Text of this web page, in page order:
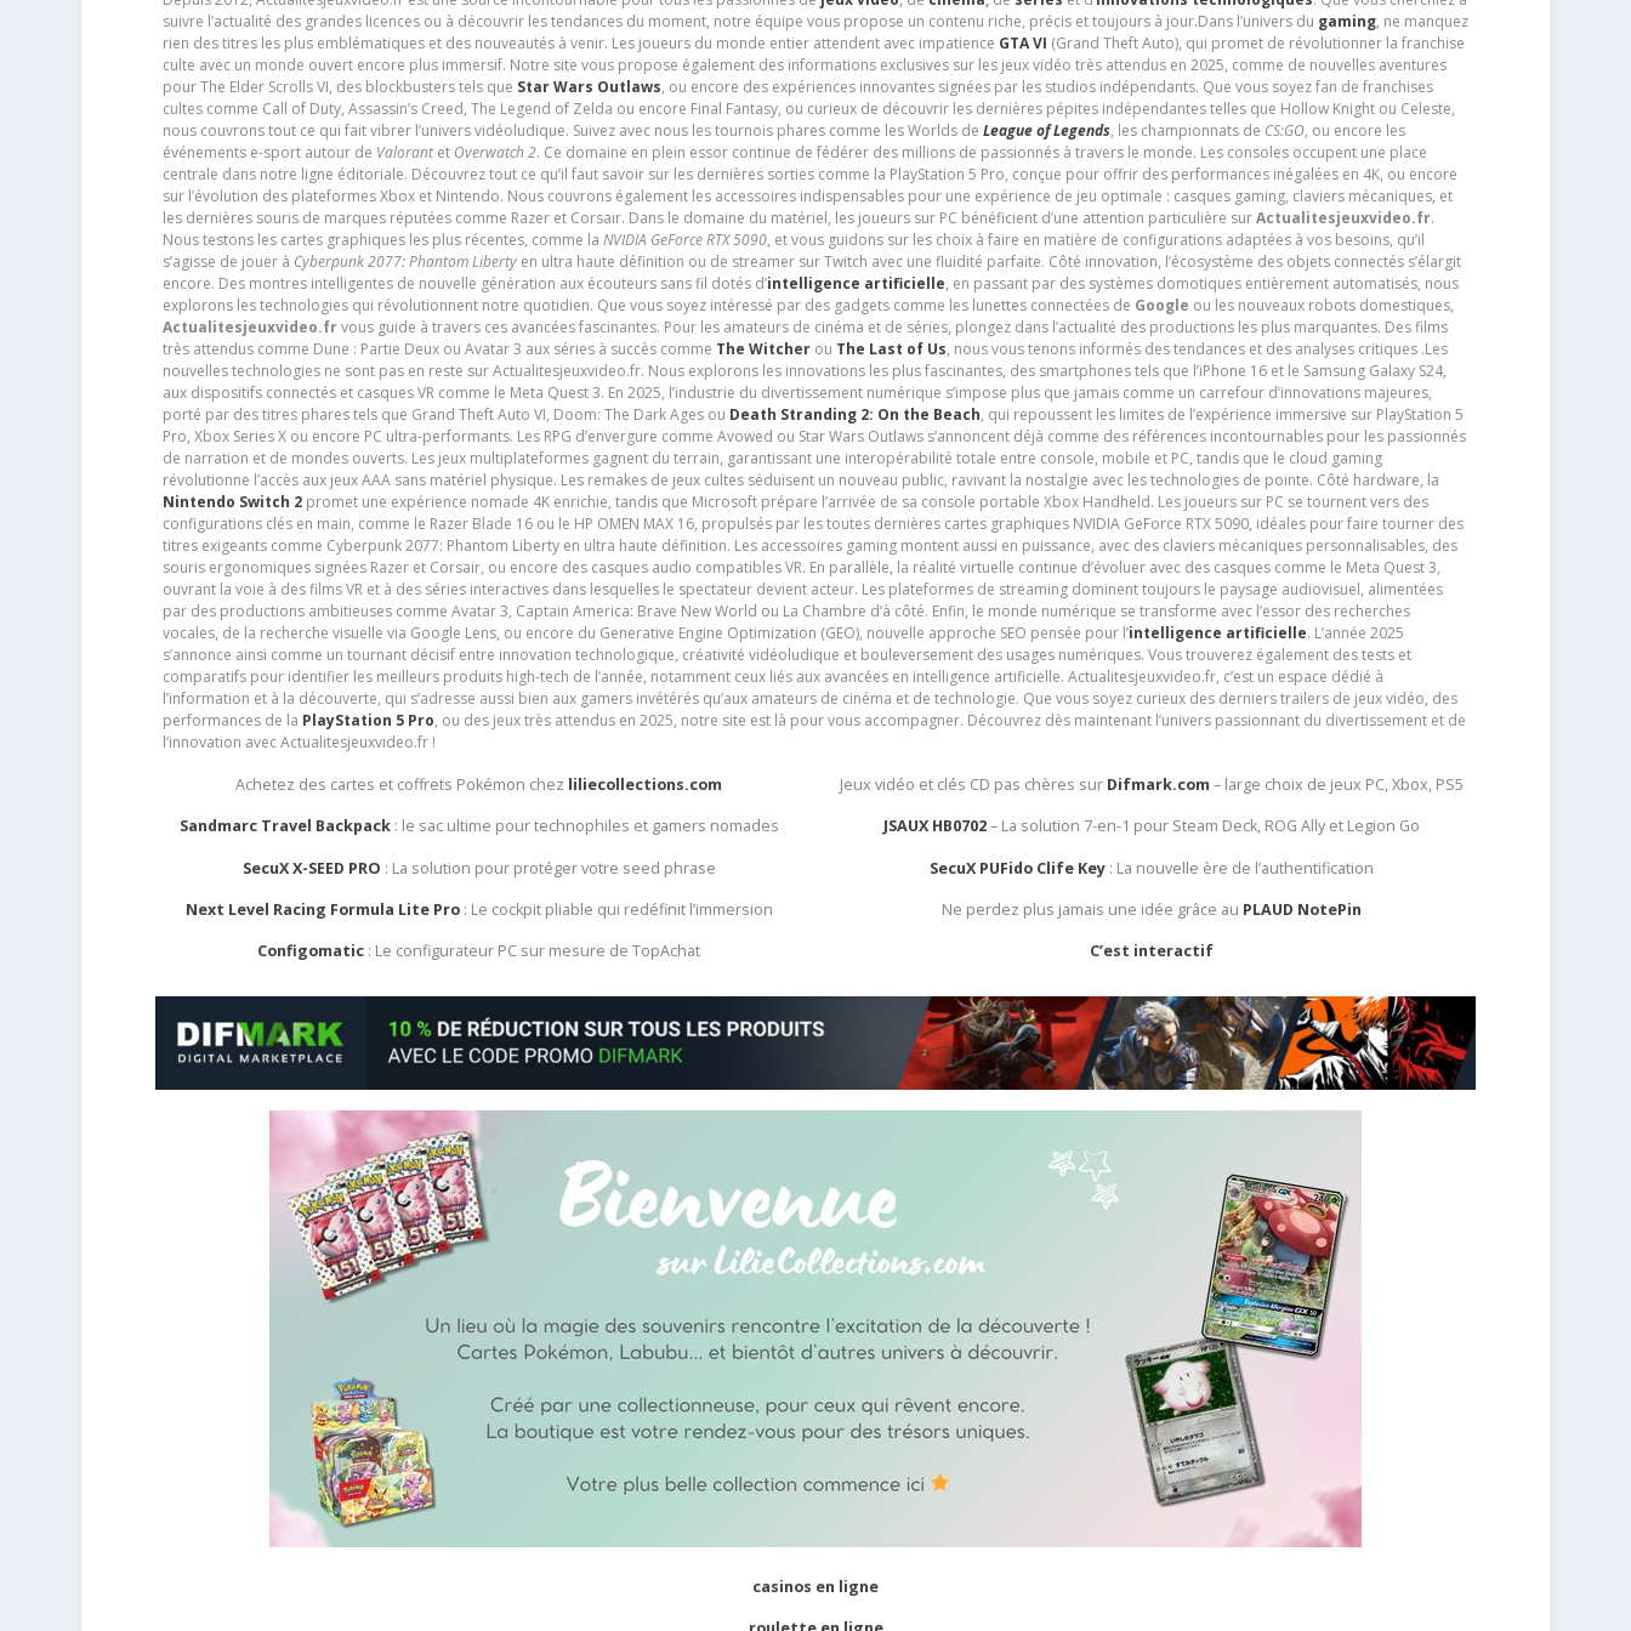
suivre l’actualité des grandes licences ou à découvrir les tendances du moment, notre équipe vous propose un contenu riche, précis et toujours à jour.Dans l’univers du gaming, ne manquez
rien des titres les plus emblématiques et des nouveautés à venir. Les joueurs du monde entier attendent avec impatience GTA VI (Grand Theft Auto), qui promet de révolutionner la franchise
culte avec un monde ouvert encore plus immersif. Notre site vous propose également des informations exclusives sur les jeux vidéo très attendus en 2025, comme de nouvelles aventures
pour The Elder Scrolls VI, des blockbusters tels que Star Wars Outlaws, ou encore des expériences innovantes signées par les studios indépendants. Que vous soyez fan de franchises
cultes comme Call of Duty, Assassin’s Creed, The Legend of Zelda ou encore Final Fantasy, ou curieux de découvrir les dernières pépites indépendantes telles que Hollow Knight ou Celeste,
nous couvrons tout ce qui fait vibrer l’univers vidéoludique. Suivez avec nous les tournois phares comme les Worlds de League of Legends, les championnats de CS:GO, ou encore les
événements e-sport autour de Valorantet Overwatch 2. Ce domaine en plein essor continue de fédérer des millions de passionnés à travers le monde. Les consoles occupent une place
centrale dans notre ligne éditoriale. Découvrez tout ce qu’il faut savoir sur les dernières sorties comme la PlayStation 5 Pro, conçue pour offrir des performances inégalées en 4K, ou encore
sur l’évolution des plateformes Xbox et Nintendo. Nous couvrons également les accessoires indispensables pour une expérience de jeu optimale : casques gaming, claviers mécaniques, et
les dernières souris de marques réputées comme Razer et Corsair. Dans le domaine du matériel, les joueurs sur PC bénéficient d’une attention particulière surActualitesjeuxvideo.fr.
Nous testons les cartes graphiques les plus récentes, comme la NVIDIA GeForce RTX 5090, et vous guidons sur les choix à faire en matière de configurations adaptées à vos besoins, qu’il
s’agisse de jouer à Cyberpunk 2077: Phantom Libertyen ultra haute définition ou de streamer sur Twitch avec une fluidité parfaite. Côté innovation, l’écosystème des objets connectés s’élargit
encore. Des montres intelligentes de nouvelle génération aux écouteurs sans fil dotés d’intelligence artificielle, en passant par des systèmes domotiques entièrement automatisés, nous
explorons les technologies qui révolutionnent notre quotidien. Que vous soyez intéressé par des gadgets comme les lunettes connectées de Google ou les nouveaux robots domestiques,
Actualitesjeuxvideo.frvous guide à travers ces avancées fascinantes. Pour les amateurs de cinéma et de séries, plongez dans l’actualité des productions les plus marquantes. Des films
très attendus comme Dune : Partie Deux ou Avatar 3 aux séries à succès comme The Witcherou The Last of Us, nous vous tenons informés des tendances et des analyses critiques .Les
nouvelles technologies ne sont pas en reste sur Actualitesjeuxvideo.fr. Nous explorons les innovations les plus fascinantes, des smartphones tels que l’iPhone 16 et le Samsung Galaxy S24,
aux dispositifs connectés et casques VR comme le Meta Quest 3. En 2025, l’industrie du divertissement numérique s’impose plus que jamais comme un carrefour d’innovations majeures,
porté par des titres phares tels que Grand Theft Auto VI, Doom: The Dark Ages ou Death Stranding 2: On the Beach, qui repoussent les limites de l’expérience immersive sur PlayStation 5
Pro, Xbox Series X ou encore PC ultra-performants. Les RPG d’envergure comme Avowed ou Star Wars Outlaws s’annoncent déjà comme des références incontournables pour les passionnés
de narration et de mondes ouverts. Les jeux multiplateformes gagnent du terrain, garantissant une interopérabilité totale entre console, mobile et PC, tandis que le cloud gaming
révolutionne l’accès aux jeux AAA sans matériel physique. Les remakes de jeux cultes séduisent un nouveau public, ravivant la nostalgie avec les technologies de pointe. Côté hardware, la
Nintendo Switch 2promet une expérience nomade 4K enrichie, tandis que Microsoft prépare l’arrivée de sa console portable Xbox Handheld. Les joueurs sur PC se tournent vers des
configurations clés en main, comme le Razer Blade 16 ou le HP OMEN MAX 16, propulsés par les toutes dernières cartes graphiques NVIDIA GeForce RTX 5090, idéales pour faire tourner des
titres exigeants comme Cyberpunk 2077: Phantom Liberty en ultra haute définition. Les accessoires gaming montent aussi en puissance, avec des claviers mécaniques personnalisables, des
souris ergonomiques signées Razer et Corsair, ou encore des casques audio compatibles VR. En parallèle, la réalité virtuelle continue d’évoluer avec des casques comme le Meta Quest 3,
ouvrant la voie à des films VR et à des séries interactives dans lesquelles le spectateur devient acteur. Les plateformes de streaming dominent toujours le paysage audiovisuel, alimentées
par des productions ambitieuses comme Avatar 3, Captain America: Brave New World ou La Chambre d’à côté. Enfin, le monde numérique se transforme avec l’essor des recherches
vocales, de la recherche visuelle via Google Lens, ou encore du Generative Engine Optimization (GEO), nouvelle approche SEO pensée pour l’intelligence artificielle. L’année 2025
s’annonce ainsi comme un tournant décisif entre innovation technologique, créativité vidéoludique et bouleversement des usages numériques. Vous trouverez également des tests et
comparatifs pour identifier les meilleurs produits high-tech de l’année, notamment ceux liés aux avancées en intelligence artificielle. Actualitesjeuxvideo.fr, c’est un espace dédié à
l’information et à la découverte, qui s’adresse aussi bien aux gamers invétérés qu’aux amateurs de cinéma et de technologie. Que vous soyez curieux des derniers trailers de jeux vidéo, des
performances de la PlayStation 5 Pro, ou des jeux très attendus en 2025, notre site est là pour vous accompagner. Découvrez dès maintenant l’univers passionnant du divertissement et de
l’innovation avec Actualitesjeuxvideo.fr !
Achetez des cartes et coffrets Pokémon chez liliecollections.com
Sandmarc Travel Backpack: le sac ultime pour technophiles et gamers nomades
SecuX X-SEED PRO : La solution pour protéger votre seed phrase
Next Level Racing Formula Lite Pro: Le cockpit pliable qui redéfinit l’immersion
Configomatic : Le configurateur PC sur mesure de TopAchat
Jeux vidéo et clés CD pas chères sur Difmark.com – large choix de jeux PC, Xbox, PS5
JSAUX HB0702– La solution 7-en-1 pour Steam Deck, ROG Ally et Legion Go
SecuX PUFido Clife Key : La nouvelle ère de l’authentification
Ne perdez plus jamais une idée grâce au PLAUD NotePin
C’est interactif
casinos en ligne